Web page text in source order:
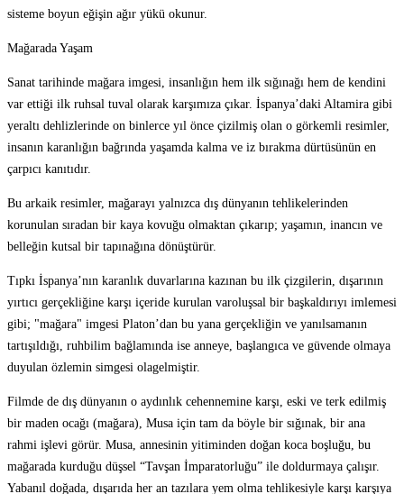
sisteme boyun eğişin ağır yükü okunur.
Mağarada Yaşam
Sanat tarihinde mağara imgesi, insanlığın hem ilk sığınağı hem de kendini
var ettiği ilk ruhsal tuval olarak karşımıza çıkar. İspanya’daki Altamira gibi
yeraltı dehlizlerinde on binlerce yıl önce çizilmiş olan o görkemli resimler,
insanın karanlığın bağrında yaşamda kalma ve iz bırakma dürtüsünün en
çarpıcı kanıtıdır.
Bu arkaik resimler, mağarayı yalnızca dış dünyanın tehlikelerinden
korunulan sıradan bir kaya kovuğu olmaktan çıkarıp; yaşamın, inancın ve
belleğin kutsal bir tapınağına dönüştürür.
Tıpkı İspanya’nın karanlık duvarlarına kazınan bu ilk çizgilerin, dışarının
yırtıcı gerçekliğine karşı içeride kurulan varoluşsal bir başkaldırıyı imlemesi
gibi; "mağara" imgesi Platon’dan bu yana gerçekliğin ve yanılsamanın
tartışıldığı, ruhbilim bağlamında ise anneye, başlangıca ve güvende olmaya
duyulan özlemin simgesi olagelmiştir.
Filmde de dış dünyanın o aydınlık cehennemine karşı, eski ve terk edilmiş
bir maden ocağı (mağara), Musa için tam da böyle bir sığınak, bir ana
rahmi işlevi görür. Musa, annesinin yitiminden doğan koca boşluğu, bu
mağarada kurduğu düşsel “Tavşan İmparatorluğu” ile doldurmaya çalışır.
Yabanıl doğada, dışarıda her an tazılara yem olma tehlikesiyle karşı karşıya